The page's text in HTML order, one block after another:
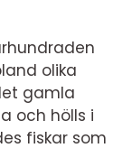
olika
gamla
och hölls i
fiskar som